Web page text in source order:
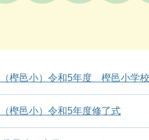
（樫邑小）令和5年度 樫邑小学
（樫邑小）令和5年度修了式